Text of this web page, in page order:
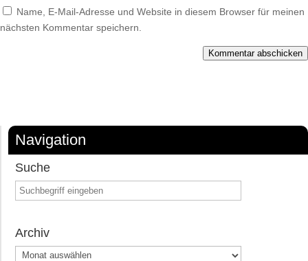
Name, E-Mail-Adresse und Website in diesem Browser für meinen
nächsten Kommentar speichern.
Kommentar abschicken
Navigation
Suche
Archiv
Archiv